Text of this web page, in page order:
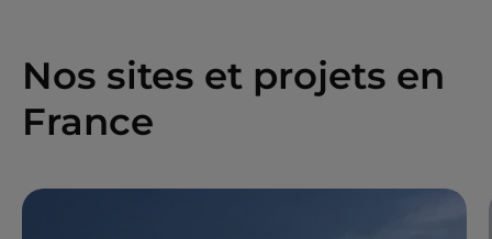
Nos sites et projets en
France